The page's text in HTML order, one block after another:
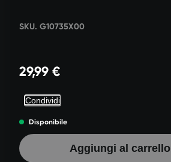
SKU. G10735X00
29,99 €
Condividi
Disponibile
Aggiungi al carrello